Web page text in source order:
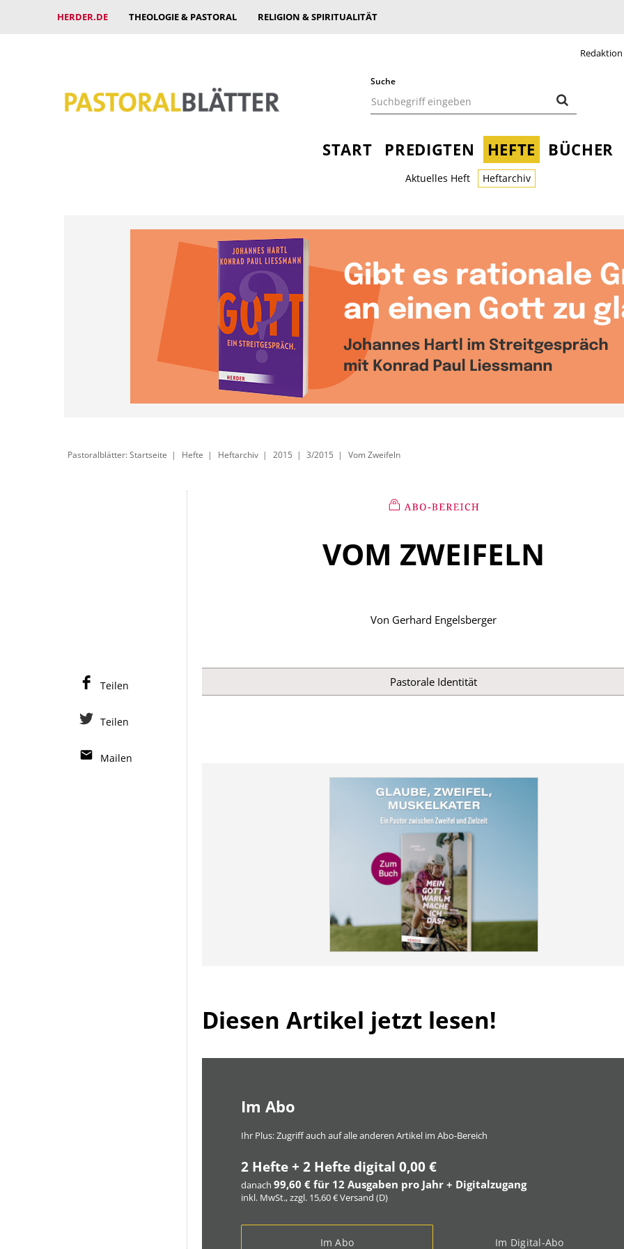
HERDER.DE THEOLOGIE & PASTORAL RELIGION & SPIRITUALITÄT
Redaktion
Suche
START PREDIGTEN HEFTE BÜCHER
Aktuelles Heft Heftarchiv
Pastoralblätter: Startseite Hefte Heftarchiv 2015 3/2015 Vom Zweifeln
VOM ZWEIFELN
Von Gerhard Engelsberger
Pastorale Identität
Diesen Artikel jetzt lesen!
Im Abo
Ihr Plus: Zugriff auch auf alle anderen Artikel im Abo-Bereich
2 Hefte + 2 Hefte digital 0,00 €
danach 99,60 € für 12 Ausgaben pro Jahr + Digitalzugang
inkl. MwSt., zzgl. 15,60 € Versand (D)
Im Abo Im Digital-Abo
Teilen
Teilen
Mailen